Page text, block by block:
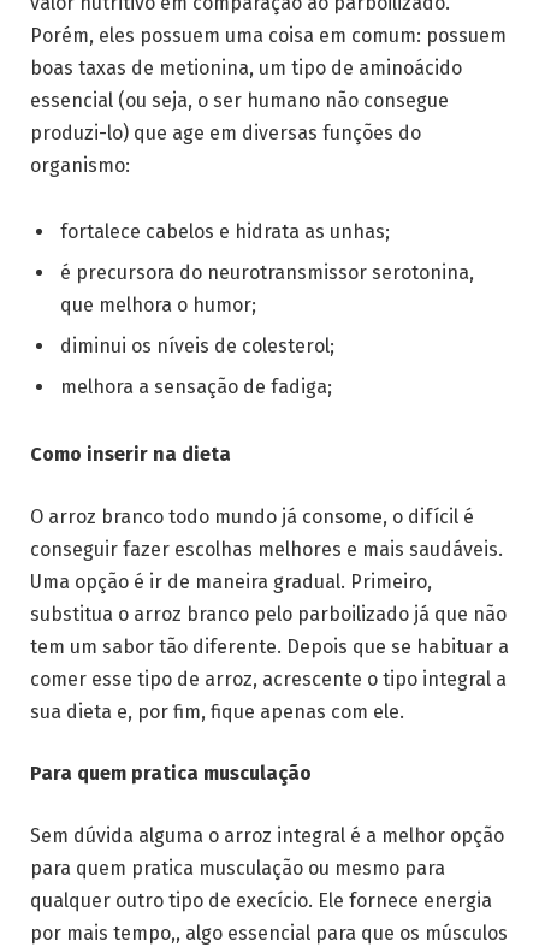
Porém, eles possuem uma coisa em comum: possuem
boas taxas de metionina, um tipo de aminoácido
essencial (ou seja, o ser humano não consegue
produzi-lo) que age em diversas funções do
organismo:
fortalece cabelos e hidrata as unhas;
é precursora do neurotransmissor serotonina,
que melhora o humor;
diminui os níveis de colesterol;
melhora a sensação de fadiga;
Como inserir na dieta
O arroz branco todo mundo já consome, o difícil é
conseguir fazer escolhas melhores e mais saudáveis.
Uma opção é ir de maneira gradual. Primeiro,
substitua o arroz branco pelo parboilizado já que não
tem um sabor tão diferente. Depois que se habituar a
comer esse tipo de arroz, acrescente o tipo integral a
sua dieta e, por fim, fique apenas com ele.
Para quem pratica musculação
Sem dúvida alguma o arroz integral é a melhor opção
para quem pratica musculação ou mesmo para
qualquer outro tipo de execício. Ele fornece energia
por mais tempo,, algo essencial para que os músculos